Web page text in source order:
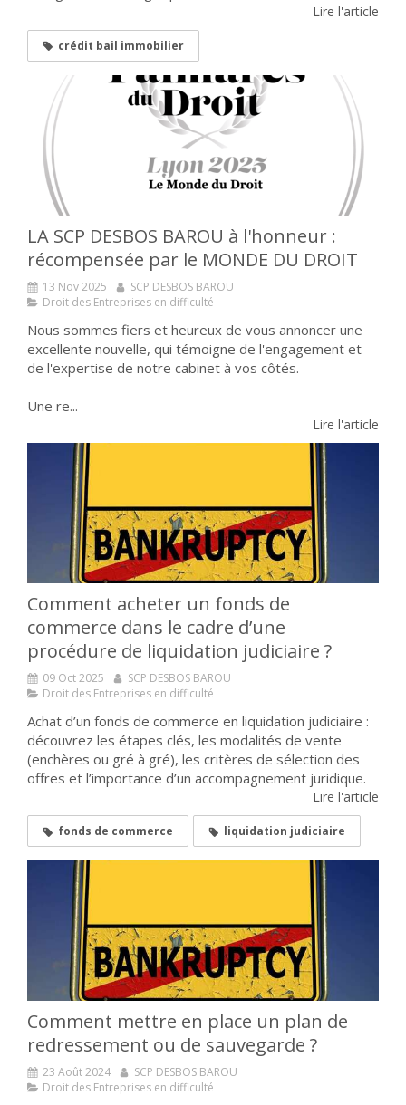
Lire l'article
crédit bail immobilier
LA SCP DESBOS BAROU à l'honneur :
récompensée par le MONDE DU DROIT
13 Nov 2025
SCP DESBOS BAROU
Droit des Entreprises en difficulté
Nous sommes fiers et heureux de vous annoncer une
excellente nouvelle, qui témoigne de l'engagement et
de l'expertise de notre cabinet à vos côtés.
Une re...
Lire l'article
Comment acheter un fonds de
commerce dans le cadre d’une
procédure de liquidation judiciaire ?
09 Oct 2025
SCP DESBOS BAROU
Droit des Entreprises en difficulté
Achat d’un fonds de commerce en liquidation judiciaire :
découvrez les étapes clés, les modalités de vente
(enchères ou gré à gré), les critères de sélection des
offres et l’importance d’un accompagnement juridique.
Lire l'article
fonds de commerce liquidation judiciaire
Comment mettre en place un plan de
redressement ou de sauvegarde ?
23 Août 2024
SCP DESBOS BAROU
Droit des Entreprises en difficulté